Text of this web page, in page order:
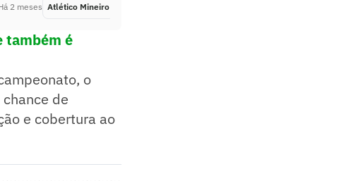
2 meses Atlético Mineiro
também é
o
de
e cobertura ao